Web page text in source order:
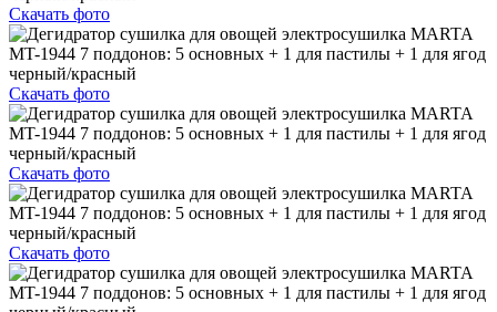
Скачать фото
Скачать фото
Скачать фото
Скачать фото